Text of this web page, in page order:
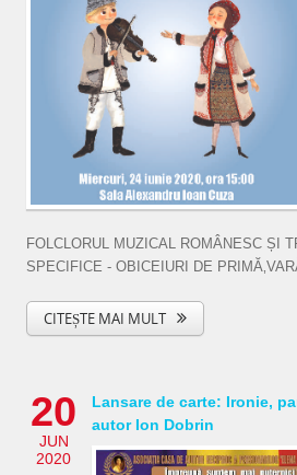
FOLCLORUL MUZICAL ROMÂNESC ȘI
SPECIFICE - OBICEIURI DE
CITEȘTE MAI MULT
20
JUN
2020
Lansare de carte: Ironie,
autor Ion Dobrin